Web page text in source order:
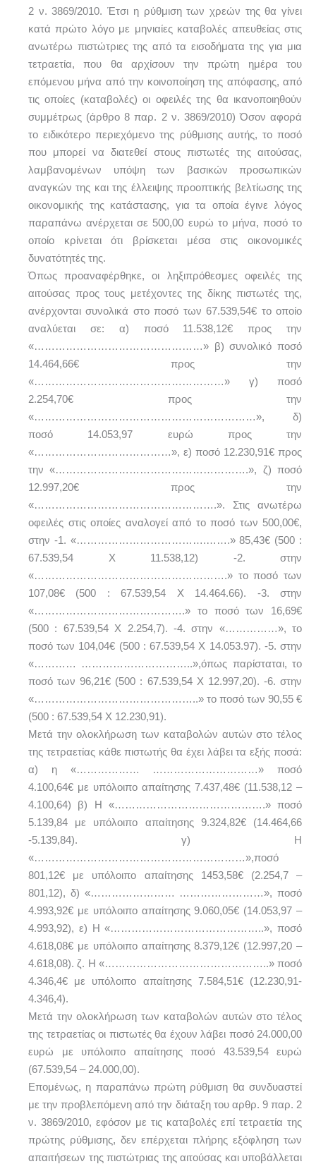
2 ν. 3869/2010. Έτσι η ρύθμιση των χρεών της θα γίνει
κατά πρώτο λόγο με μηνιαίες καταβολές απευθείας στις
ανωτέρω πιστώτριες της από τα εισοδήματα της για μια
τετραετία, που θα αρχίσουν την πρώτη ημέρα του
επόμενου μήνα από την κοινοποίηση της απόφασης, από
τις οποίες (καταβολές) οι οφειλές της θα ικανοποιηθούν
συμμέτρως (άρθρο 8 παρ. 2 ν. 3869/2010) Όσον αφορά
το ειδικότερο περιεχόμενο της ρύθμισης αυτής, το ποσό
που μπορεί να διατεθεί στους πιστωτές της αιτούσας,
λαμβανομένων υπόψη των βασικών προσωπικών
αναγκών της και της έλλειψης προοπτικής βελτίωσης της
οικονομικής της κατάστασης, για τα οποία έγινε λόγος
παραπάνω ανέρχεται σε 500,00 ευρώ το μήνα, ποσό το
οποίο κρίνεται ότι βρίσκεται μέσα στις οικονομικές
δυνατότητές της.
Όπως προαναφέρθηκε, οι ληξιπρόθεσμες οφειλές της
αιτούσας προς τους μετέχοντες της δίκης πιστωτές της,
ανέρχονται συνολικά στο ποσό των 67.539,54€ το οποίο
αναλύεται σε: α) ποσό 11.538,12€ προς την
«…………………………………………» β) συνολικό ποσό
14.464,66€ προς την
«………………………………………………» γ) ποσό
2.254,70€ προς την
«………………………………………………………», δ)
ποσό 14.053,97 ευρώ προς την
«…………………………………», ε) ποσό 12.230,91€ προς
την «……………………………………………….», ζ) ποσό
12.997,20€ προς την
«…………………………………………….». Στις ανωτέρω
οφειλές στις οποίες αναλογεί από το ποσό των 500,00€,
στην -1. «……………………………….…….» 85,43€ (500 :
67.539,54 Χ 11.538,12) -2. στην
«……………………………………………….» το ποσό των
107,08€ (500 : 67.539,54 Χ 14.464.66). -3. στην
«…………………………………….» το ποσό των 16,69€
(500 : 67.539,54 Χ 2.254,7). -4. στην «……………», το
ποσό των 104,04€ (500 : 67.539,54 Χ 14.053.97). -5. στην
«………… …………………………..»,όπως παρίσταται, το
ποσό των 96,21€ (500 : 67.539,54 Χ 12.997,20). -6. στην
«………………………………………..» το ποσό των 90,55 €
(500 : 67.539,54 Χ 12.230,91).
Μετά την ολοκλήρωση των καταβολών αυτών στο τέλος
της τετραετίας κάθε πιστωτής θα έχει λάβει τα εξής ποσά:
α) η «……………… …………………………» ποσό
4.100,64€ με υπόλοιπο απαίτησης 7.437,48€ (11.538,12 –
4.100,64) β) Η «…………………………………….» ποσό
5.139,84 με υπόλοιπο απαίτησης 9.324,82€ (14.464,66
-5.139,84). γ) Η
«……………………………………………………»,ποσό
801,12€ με υπόλοιπο απαίτησης 1453,58€ (2.254,7 –
801,12), δ) «…………………… ……………………», ποσό
4.993,92€ με υπόλοιπο απαίτησης 9.060,05€ (14.053,97 –
4.993,92), ε) H «……………………………………..», ποσό
4.618,08€ με υπόλοιπο απαίτησης 8.379,12€ (12.997,20 –
4.618,08). ζ. H «………………………………………..» ποσό
4.346,4€ με υπόλοιπο απαίτησης 7.584,51€ (12.230,91-
4.346,4).
Μετά την ολοκλήρωση των καταβολών αυτών στο τέλος
της τετραετίας οι πιστωτές θα έχουν λάβει ποσό 24.000,00
ευρώ με υπόλοιπο απαίτησης ποσό 43.539,54 ευρώ
(67.539,54 – 24.000,00).
Επομένως, η παραπάνω πρώτη ρύθμιση θα συνδυαστεί
με την προβλεπόμενη από την διάταξη του αρθρ. 9 παρ. 2
ν. 3869/2010, εφόσον με τις καταβολές επί τετραετία της
πρώτης ρύθμισης, δεν επέρχεται πλήρης εξόφληση των
απαιτήσεων της πιστώτριας της αιτούσας και υποβάλλεται